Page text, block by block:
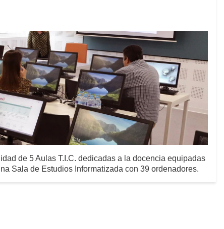
de 5 Aulas T.I.C. dedicadas a la docencia equipadas
Sala de Estudios Informatizada con 39 ordenadores.